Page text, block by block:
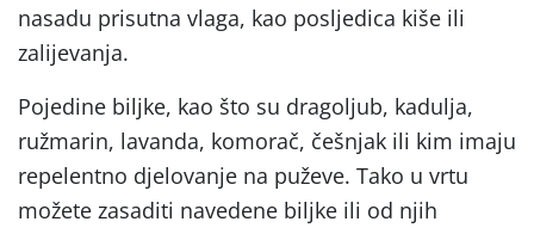
nasadu prisutna vlaga, kao posljedica kiše ili
zalijevanja.
Pojedine biljke, kao što su dragoljub, kadulja,
ružmarin, lavanda, komorač, češnjak ili kim imaju
repelentno djelovanje na puževe. Tako u vrtu
možete zasaditi navedene biljke ili od njih